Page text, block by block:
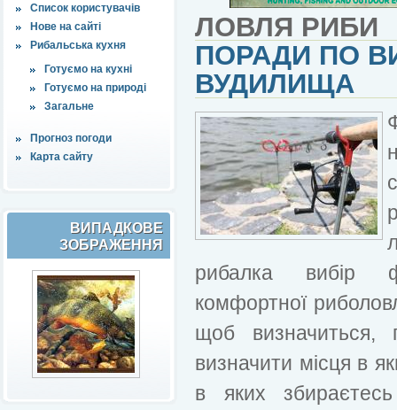
Список користувачів
Нове на сайті
Рибальська кухня
Готуємо на кухні
Готуємо на природі
Загальне
Прогноз погоди
Карта сайту
ВИПАДКОВЕ
ЗОБРАЖЕННЯ
ЛОВЛЯ РИБИ
ПОРАДИ ПО
ВУДИЛИЩА
рибалка вибір
комфортної
щоб визначиться,
визначити місця в
в яких